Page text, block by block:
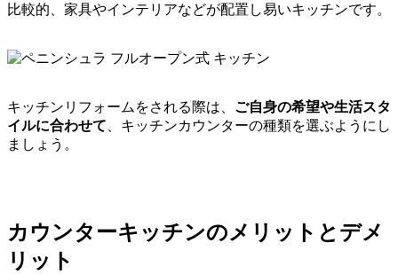
比較的、家具やインテリアなどが配置し易いキッチンです。
キッチンリフォームをされる際は、 ご自身の希望や生活スタ
イルに合わせて 、キッチンカウンターの種類を選ぶようにし
ましょう。
カウンターキッチンのメリットとデメ
リット